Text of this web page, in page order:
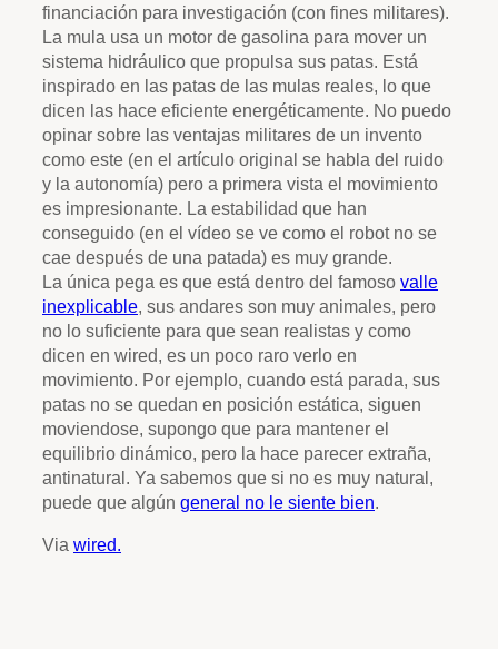
financiación para investigación (con fines militares).
La mula usa un motor de gasolina para mover un
sistema hidráulico que propulsa sus patas. Está
inspirado en las patas de las mulas reales, lo que
dicen las hace eficiente energéticamente. No puedo
opinar sobre las ventajas militares de un invento
como este (en el artículo original se habla del ruido
y la autonomía) pero a primera vista el movimiento
es impresionante. La estabilidad que han
conseguido (en el vídeo se ve como el robot no se
cae después de una patada) es muy grande.
La única pega es que está dentro del famoso valle
inexplicable, sus andares son muy animales, pero
no lo suficiente para que sean realistas y como
dicen en wired, es un poco raro verlo en
movimiento. Por ejemplo, cuando está parada, sus
patas no se quedan en posición estática, siguen
moviendose, supongo que para mantener el
equilibrio dinámico, pero la hace parecer extraña,
antinatural. Ya sabemos que si no es muy natural,
puede que algún general no le siente bien.
Via wired.